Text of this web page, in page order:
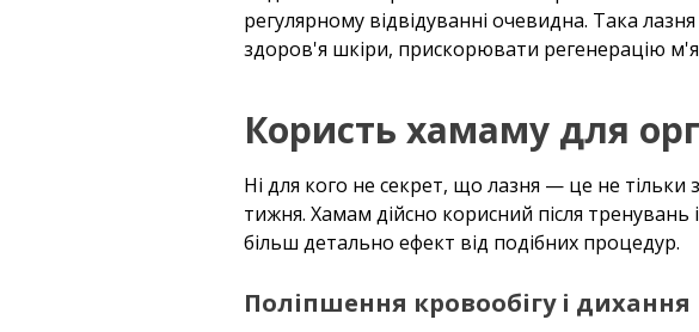
регулярному відвідуванні очевидна. Така
здоров'я шкіри, прискорювати регенерацію
Користь хамаму для
Ні для кого не секрет, що лазня — це не
тижня. Хамам дійсно корисний після тренувань
більш детально ефект від подібних процедур.
Поліпшення кровообігу і дихання